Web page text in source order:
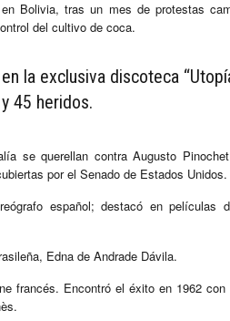
Bolivia, tras un mes de protestas
del cultivo de coca.
la exclusiva discoteca
45 heridos.
se querellan contra Augusto
por el Senado de Estados Unidos.
español; destacó en películas
Edna de Andrade Dávila.
francés. Encontró el éxito en 1962 con